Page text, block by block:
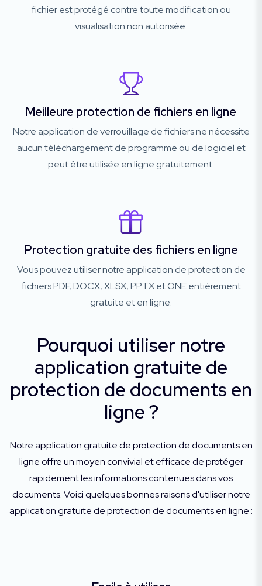
fichier est protégé contre toute modification ou
visualisation non autorisée.
Meilleure protection de fichiers en ligne
Notre application de verrouillage de fichiers ne nécessite
aucun téléchargement de programme ou de logiciel et
peut être utilisée en ligne gratuitement.
Protection gratuite des fichiers en ligne
Vous pouvez utiliser notre application de protection de
fichiers PDF, DOCX, XLSX, PPTX et ONE entièrement
gratuite et en ligne.
Pourquoi utiliser notre
application gratuite de
protection de documents en
ligne ?
Notre application gratuite de protection de documents en
ligne offre un moyen convivial et efficace de protéger
rapidement les informations contenues dans vos
documents. Voici quelques bonnes raisons d'utiliser notre
application gratuite de protection de documents en ligne :